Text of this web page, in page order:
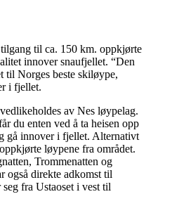
til ca. 150 km. oppkjørte
innover snaufjellet. “Den
til Norges beste skiløype,
i fjellet.
av Nes løypelag.
du enten ved å ta heisen opp
gå innover i fjellet. Alternativt
løypene fra området.
Trommenatten og
også direkte adkomst til
fra Ustaoset i vest til